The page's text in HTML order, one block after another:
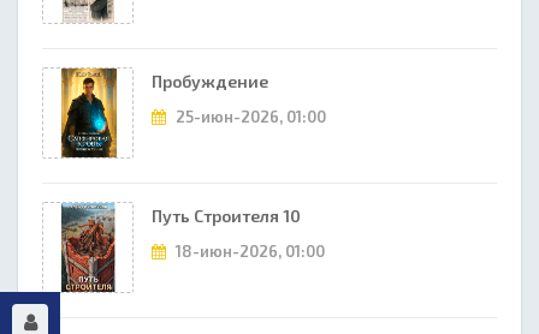
Пробуждение
25-июн-2026, 01:00
Путь Строителя 10
18-июн-2026, 01:00